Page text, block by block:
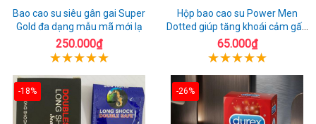
Bao cao su siêu gân gai Super
Gold đa dạng mẫu mã mới lạ
250.000₫
Hộp bao cao su Power Men
Dotted giúp tăng khoái cảm gấp
đôi
65.000₫
-18% -26%